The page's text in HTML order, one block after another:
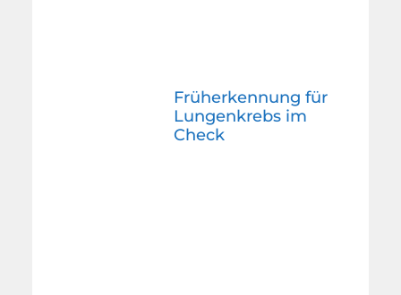
Früherkennung für
Lungenkrebs im
Check